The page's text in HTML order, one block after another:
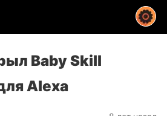
Baby Skill
Alexa